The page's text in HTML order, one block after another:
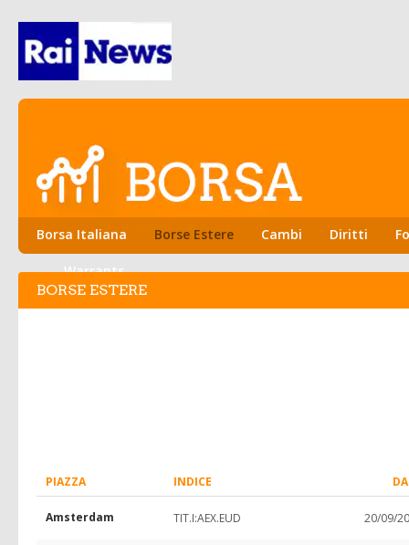
Borsa Italiana Borse Estere Cambi Diritti
Warrants
BORSE ESTERE
PIAZZA INDICE
Amsterdam TIT.I:AEX.EUD 20/09/